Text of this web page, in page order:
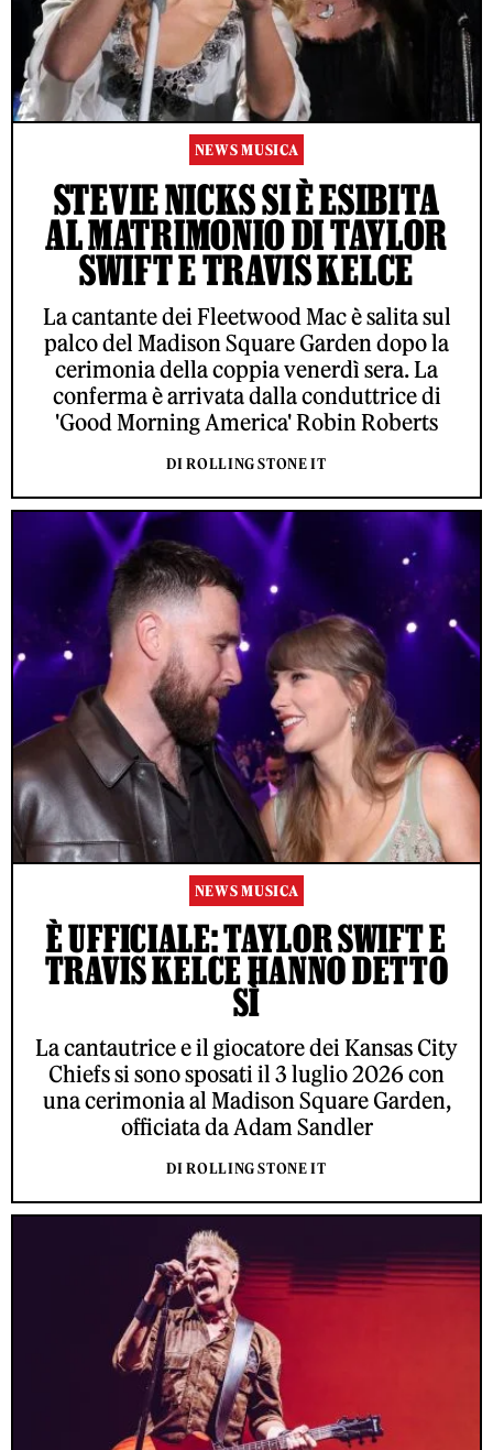
NEWS MUSICA
STEVIE NICKS SI È ESIBITA
AL MATRIMONIO DI TAYLOR
SWIFT E TRAVIS KELCE
La cantante dei Fleetwood Mac è salita sul
palco del Madison Square Garden dopo la
cerimonia della coppia venerdì sera. La
conferma è arrivata dalla conduttrice di
'Good Morning America' Robin Roberts
DI ROLLING STONE IT
NEWS MUSICA
È UFFICIALE: TAYLOR SWIFT E
TRAVIS KELCE HANNO DETTO
SÌ
La cantautrice e il giocatore dei Kansas City
Chiefs si sono sposati il 3 luglio 2026 con
una cerimonia al Madison Square Garden,
officiata da Adam Sandler
DI ROLLING STONE IT